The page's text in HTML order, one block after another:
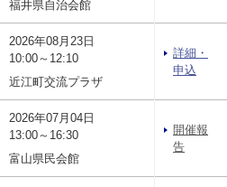
福井県自治会館
2026年08月23日
10:00～12:10
近江町交流プラザ
詳細・
申込
2026年07月04日
13:00～16:30
富山県民会館
開催報
告